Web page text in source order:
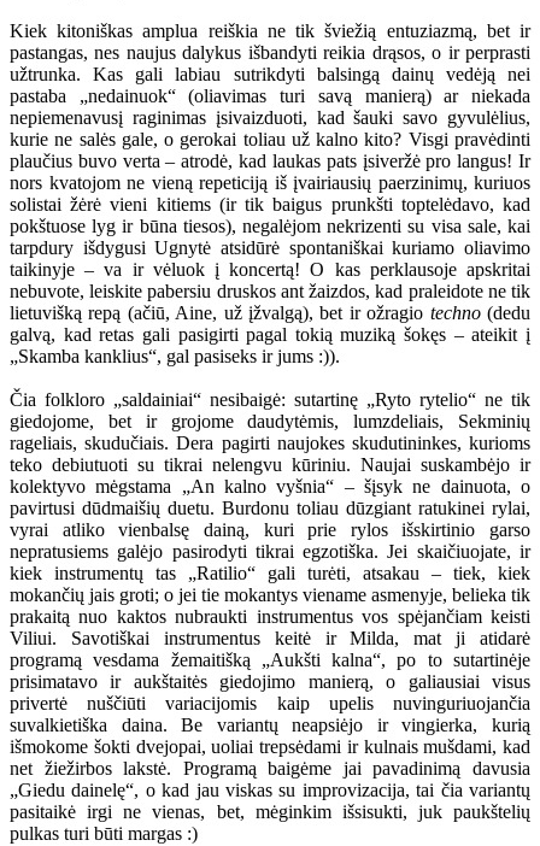
Kiek kitoniškas amplua reiškia ne tik šviežią entuziazmą, bet ir
pastangas, nes naujus dalykus išbandyti reikia drąsos, o ir perprasti
užtrunka. Kas gali labiau sutrikdyti balsingą dainų vedėją nei
pastaba „nedainuok“ (oliavimas turi savą manierą) ar niekada
nepiemenavusį raginimas įsivaizduoti, kad šauki savo gyvulėlius,
kurie ne salės gale, o gerokai toliau už kalno kito? Visgi pravėdinti
plaučius buvo verta – atrodė, kad laukas pats įsiveržė pro langus! Ir
nors kvatojom ne vieną repeticiją iš įvairiausių paerzinimų, kuriuos
solistai žėrė vieni kitiems (ir tik baigus prunkšti toptelėdavo, kad
pokštuose lyg ir būna tiesos), negalėjom nekrizenti su visa sale, kai
tarpdury išdygusi Ugnytė atsidūrė spontaniškai kuriamo oliavimo
taikinyje – va ir vėluok į koncertą! O kas perklausoje apskritai
nebuvote, leiskite pabersiu druskos ant žaizdos, kad praleidote ne tik
lietuvišką repą (ačiū, Aine, už įžvalgą), bet ir ožragio techno(dedu
galvą, kad retas gali pasigirti pagal tokią muziką šokęs – ateikit į
„Skamba kanklius“, gal pasiseks ir jums :)).
Čia folkloro „saldainiai“ nesibaigė: sutartinę „Ryto rytelio“ ne tik
giedojome, bet ir grojome daudytėmis, lumzdeliais, Sekminių
rageliais, skudučiais. Dera pagirti naujokes skudutininkes, kurioms
teko debiutuoti su tikrai nelengvu kūriniu. Naujai suskambėjo ir
kolektyvo mėgstama „An kalno vyšnia“ – šįsyk ne dainuota, o
pavirtusi dūdmaišių duetu. Burdonu toliau dūzgiant ratukinei rylai,
vyrai atliko vienbalsę dainą, kuri prie rylos išskirtinio garso
nepratusiems galėjo pasirodyti tikrai egzotiška. Jei skaičiuojate, ir
kiek instrumentų tas „Ratilio“ gali turėti, atsakau – tiek, kiek
mokančių jais groti; o jei tie mokantys viename asmenyje, belieka tik
prakaitą nuo kaktos nubraukti instrumentus vos spėjančiam keisti
Viliui. Savotiškai instrumentus keitė ir Milda, mat ji atidarė
programą vesdama žemaitišką „Aukšti kalna“, po to sutartinėje
prisimatavo ir aukštaitės giedojimo manierą, o galiausiai visus
privertė nuščiūti variacijomis kaip upelis nuvinguriuojančia
suvalkietiška daina. Be variantų neapsiėjo ir vingierka, kurią
išmokome šokti dvejopai, uoliai trepsėdami ir kulnais mušdami, kad
net žiežirbos lakstė. Programą baigėme jai pavadinimą davusia
„Giedu dainelę“, o kad jau viskas su improvizacija, tai čia variantų
pasitaikė irgi ne vienas, bet, mėginkim išsisukti, juk paukštelių
pulkas turi būti margas :)